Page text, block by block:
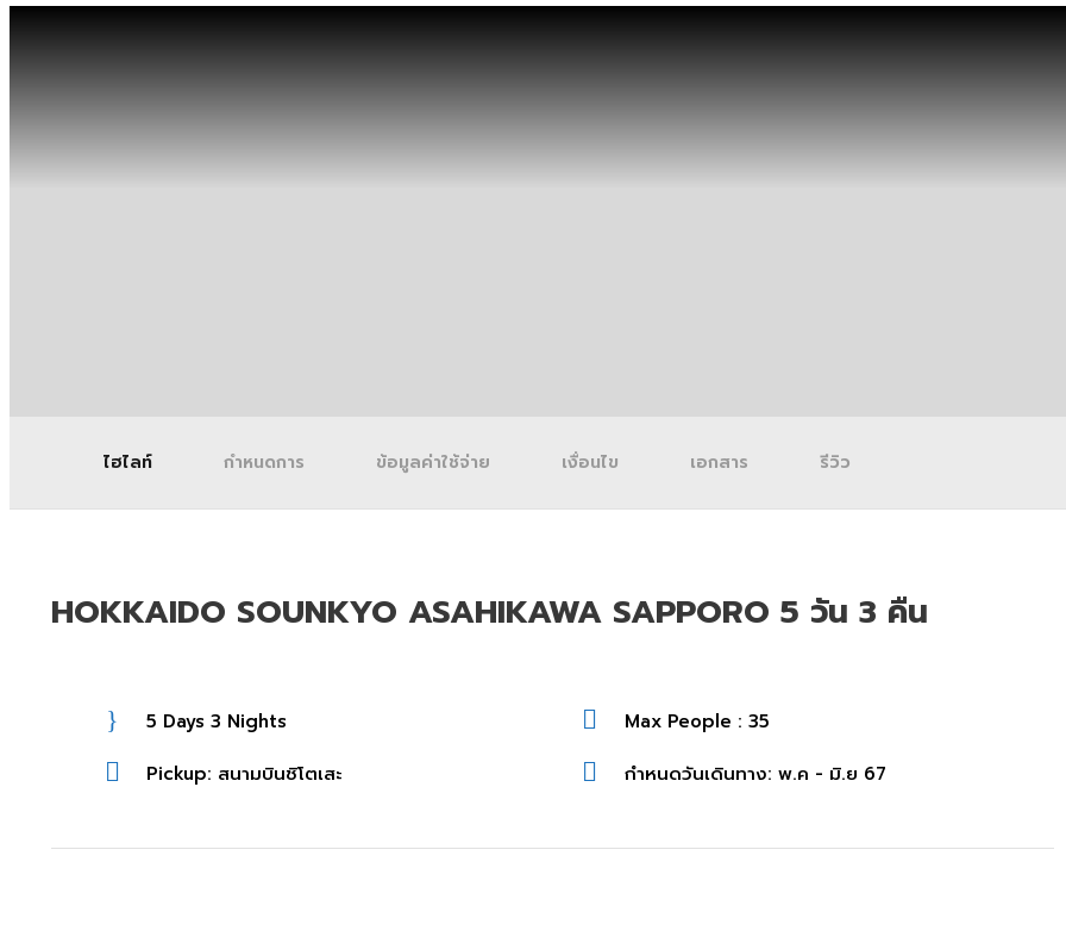
ไฮไลท์ กำหนดการ ข้อมูลค่าใช้จ่าย เงื่อนไข เอกสาร รีวิว
HOKKAIDO SOUNKYO ASAHIKAWA SAPPORO 5 วัน 3 คืน
5 Days 3 Nights
Max People : 35
Pickup: สนามบินชิโตเสะ
กำหนดวันเดินทาง: พ.ค - มิ.ย 67